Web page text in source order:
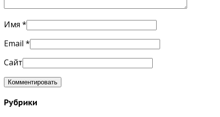
Имя *
Email *
Сайт
Рубрики